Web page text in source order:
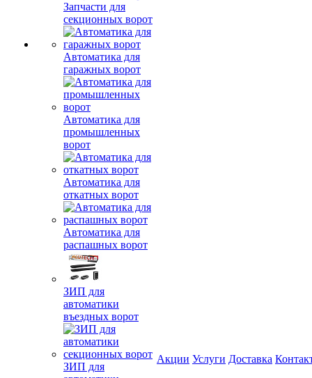
Запчасти для
секционных ворот
Автоматика для
гаражных ворот
Автоматика для
промышленных
ворот
Автоматика для
откатных ворот
Автоматика для
распашных ворот
ЗИП для
автоматики
въездных ворот
ЗИП для
Акции Услуги Доставка